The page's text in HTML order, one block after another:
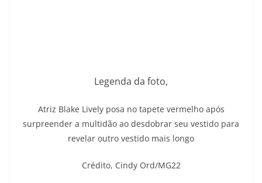
Legenda da foto,
Atriz Blake Lively posa no tapete vermelho após
surpreender a multidão ao desdobrar seu vestido para
revelar outro vestido mais longo
Crédito, Cindy Ord/MG22